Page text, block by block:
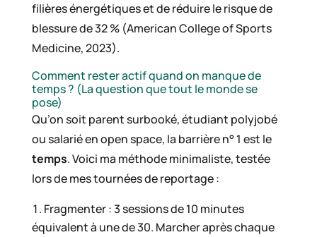
filières énergétiques et de réduire le risque de
blessure de 32 % (American College of Sports
Medicine, 2023).
Comment rester actif quand on manque de
temps ? (La question que tout le monde se
pose)
Qu’on soit parent surbooké, étudiant polyjobé
ou salarié en open space, la barrière n° 1 est le
temps. Voici ma méthode minimaliste, testée
lors de mes tournées de reportage :
Fragmenter : 3 sessions de 10 minutes
équivalent à une de 30. Marcher après chaque